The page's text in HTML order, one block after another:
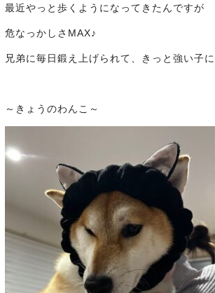
最近やっと歩くようになってきたんですが
危なっかしさMAX♪
兄弟に毎日鍛え上げられて、きっと強い子
～きょうのわんこ～